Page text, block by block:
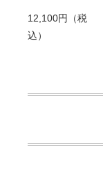
12,100円（税
込）